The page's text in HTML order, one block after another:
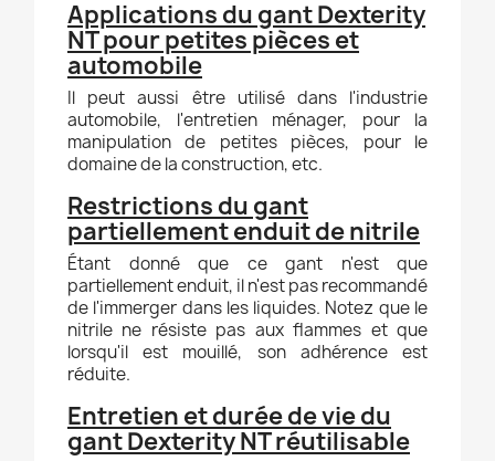
Applications du gant Dexterity
NT pour petites pièces et
automobile
Il peut aussi être utilisé dans l'industrie
automobile, l'entretien ménager, pour la
manipulation de petites pièces, pour le
domaine de la construction, etc.
Restrictions du gant
partiellement enduit de nitrile
Étant donné que ce gant n'est que
partiellement enduit, il n'est pas recommandé
de l'immerger dans les liquides. Notez que le
nitrile ne résiste pas aux flammes et que
lorsqu'il est mouillé, son adhérence est
réduite.
Entretien et durée de vie du
gant Dexterity NT réutilisable